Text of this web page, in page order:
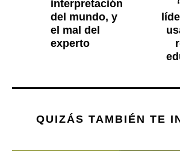
interpretación
del mundo, y
el mal del
experto
QUIZÁS TAMBIÉN TE